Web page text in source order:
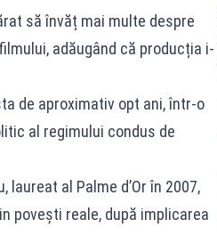
să învăț mai multe despre
adăugând că producția i-
de aproximativ opt ani, într-o
al regimului condus de
al Palme d’Or în 2007,
povești reale, după implicarea